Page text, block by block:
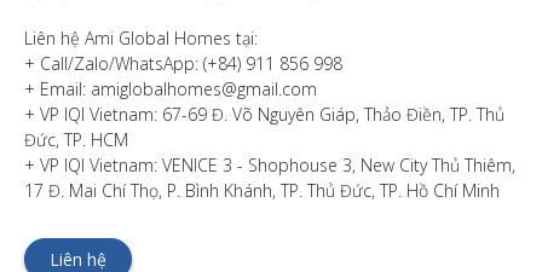
Liên hệ Ami Global Homes tại:
+ Call/Zalo/WhatsApp: (+84) 911 856 998
+ Email: amiglobalhomes@gmail.com
+ VP IQI Vietnam: 67-69 Đ. Võ Nguyên Giáp, Thảo Điền, TP. Thủ
Đức, TP. HCM
+ VP IQI Vietnam: VENICE 3 - Shophouse 3, New City Thủ Thiêm,
17 Đ. Mai Chí Thọ, P. Bình Khánh, TP. Thủ Đức, TP. Hồ Chí Minh
Liên hệ